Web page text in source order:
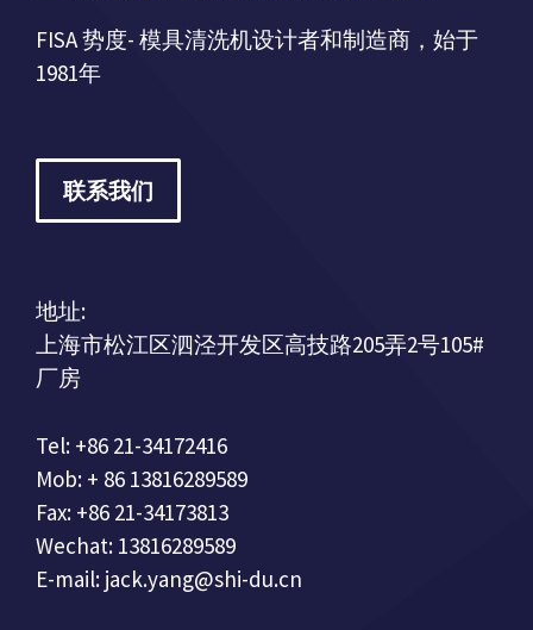
FISA 势度- 模具清洗机设计者和制造商，始于
1981年
联系我们
地址:
上海市松江区泗泾开发区高技路205弄2号105#
厂房
Tel: +86 21-34172416
Mob: + 86 13816289589
Fax: +86 21-34173813
Wechat: 13816289589
E-mail: jack.yang@shi-du.cn